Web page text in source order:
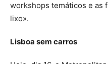
workshops temáticos e as
lixo».
Lisboa sem carros